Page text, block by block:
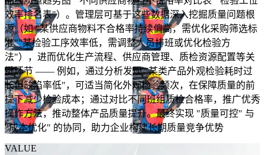
效率排名表"）。管理层可基于这些数据深入挖掘质量问题根
源（如 "某供应商物料不合格率持续偏高，需优化采购筛选标
准""某检验工序效率低，需调整人员排班或优化检验方
法"），进而优化生产流程、供应商管理、质检资源配置等关
键环节 —— 例如，通过分析发现 "某类产品外观检验耗时过
长但缺陷率低"，可适当简化外观检验频次，在保障质量的前
提下减少检验成本；通过对比不同班组质检合格率，推广优秀
操作方法，推动整体产品质量提升。最终实现 "质量可控" 与
"成本优化" 的协同，助力企业构建长期质量竞争优势
VALUE